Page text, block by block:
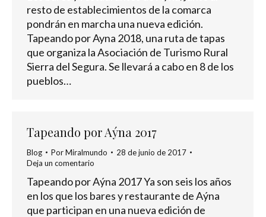
resto de establecimientos de la comarca
pondrán en marcha una nueva edición.
Tapeando por Ayna 2018, una ruta de tapas
que organiza la Asociación de Turismo Rural
Sierra del Segura. Se llevará a cabo en 8 de los
pueblos…
Tapeando por Aýna 2017
Blog PorMiralmundo
28 de junio de 2017
Deja un comentario
Tapeando por Aýna 2017 Ya son seis los años
en los que los bares y restaurante de Aýna
que participan en una nueva edición de